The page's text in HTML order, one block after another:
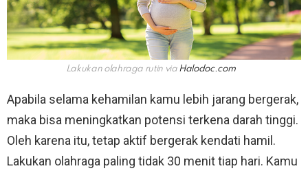
Lakukan olahraga rutin via Halodoc.com
Apabila selama kehamilan kamu lebih jarang bergerak,
maka bisa meningkatkan potensi terkena darah tinggi.
Oleh karena itu, tetap aktif bergerak kendati hamil.
Lakukan olahraga paling tidak 30 menit tiap hari. Kamu